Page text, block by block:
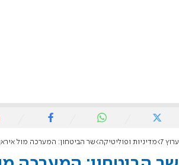
ערוץ 7 מדיניות ופוליטיקה שר הביטחון: המערכה מול איראן